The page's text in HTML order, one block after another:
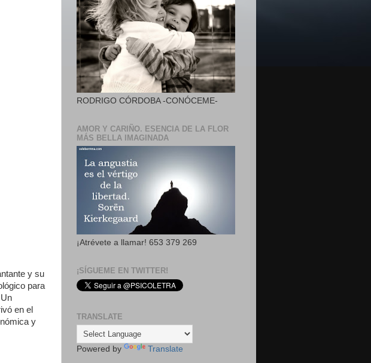
y su
para
en el
y
RODRIGO CÓRDOBA -CONÓCEME-
AMOR Y CARIÑO. ESENCIA DE LA FLOR
MÁS BELLA IMAGINADA
¡Atrévete a llamar! 653 379 269
¡SÍGUEME EN TWITTER!
TRANSLATE
Powered by Translate